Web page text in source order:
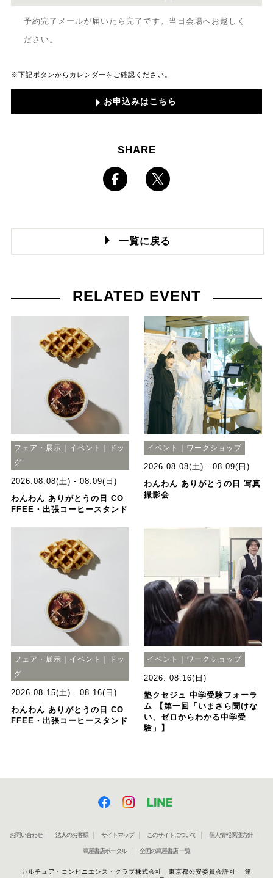
予約完了メールが届いたら完了です。当日会場へお越しく
ださい。
※下記ボタンからカレンダーをご確認ください。
お申込みはこちら
SHARE
一覧に戻る
RELATED EVENT
フェア・展示｜イベント｜ドッ
グ
2026.08.08(土) - 08.09(日)
わんわん ありがとうの日 CO
FFEE・出張コーヒースタンド
イベント｜ワークショップ
2026.08.08(土) - 08.09(日)
わんわん ありがとうの日 写真
撮影会
フェア・展示｜イベント｜ドッ
グ
2026.08.15(土) - 08.16(日)
わんわん ありがとうの日 CO
FFEE・出張コーヒースタンド
イベント｜ワークショップ
2026. 08.16(日)
塾クセジュ 中学受験フォーラ
ム 【第一回「いまさら聞けな
い、ゼロからわかる中学受
験」】
お問い合わせ 法人のお客様 サイトマップ このサイトについて 個人情報保護方針
蔦屋書店ポータル 全国の蔦屋書店 一覧
カルチュア・コンビニエンス・クラブ株式会社 東京都公安委員会許可 第